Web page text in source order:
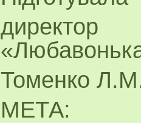
Томенко
МЕТА: